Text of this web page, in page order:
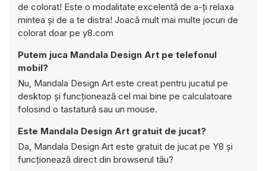
de colorat! Este o modalitate excelentă de a-ți relaxa
mintea și de a te distra! Joacă mult mai multe jocuri de
colorat doar pe y8.com
Putem juca Mandala Design Art pe telefonul
mobil?
Nu, Mandala Design Art este creat pentru jucatul pe
desktop și funcționează cel mai bine pe calculatoare
folosind o tastatură sau un mouse.
Este Mandala Design Art gratuit de jucat?
Da, Mandala Design Art este gratuit de jucat pe Y8 și
funcționează direct din browserul tău?